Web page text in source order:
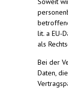
lit. a EU-
als
Bei der
Daten,